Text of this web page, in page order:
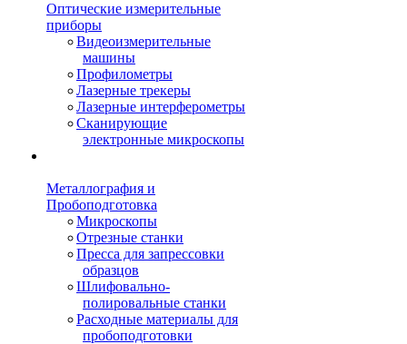
Оптические измерительные
приборы
Видеоизмерительные
машины
Профилометры
Лазерные трекеры
Лазерные интерферометры
Сканирующие
электронные микроскопы
Металлография и
Пробоподготовка
Микроскопы
Отрезные станки
Пресса для запрессовки
образцов
Шлифовально-
полировальные станки
Расходные материалы для
пробоподготовки